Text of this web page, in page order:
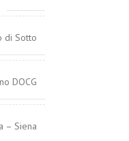
di Sotto
DOCG
– Siena